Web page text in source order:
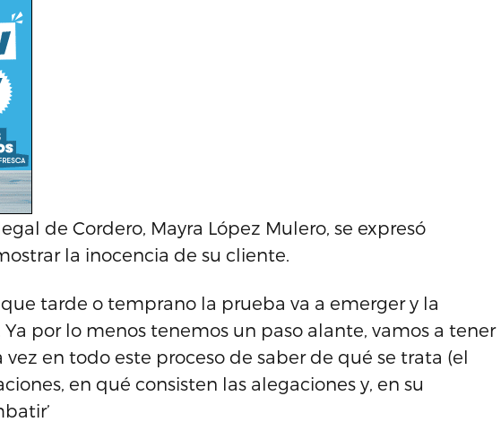
de Cordero, Mayra López Mulero, se expresó
la inocencia de su cliente.
tarde o temprano la prueba va a emerger y la
por lo menos tenemos un paso alante, vamos a tener
en todo este proceso de saber de qué se trata (el
en qué consisten las alegaciones y, en su